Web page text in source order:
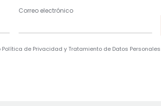
Correo electrónico
Política de Privacidad y Tratamiento de Datos Personales